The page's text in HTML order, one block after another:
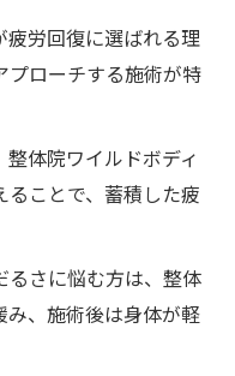
レッシュできる秘
心身リフレッシュ
ディが提供する癒
院ワイルドボディ
疲労回復を実現
労回復に選ばれる理
プローチする施術が特
体院ワイルドボディ
ことで、蓄積した疲
るさに悩む方は、整体
み、施術後は身体が軽